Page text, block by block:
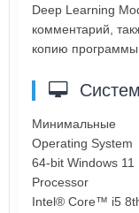
Deep Learning
комментарий,
копию
Минимальные
Operating System
64-bit Windows 11
Processor
Intel® Core™ i5